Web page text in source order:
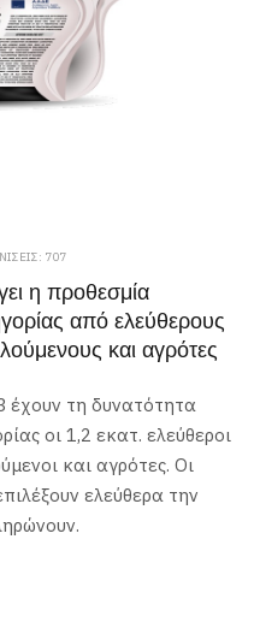
707
η προθεσμία
από ελεύθερους
και αγρότες
έχουν τη δυνατότητα
οι 1,2 εκατ. ελεύθεροι
και αγρότες. Οι
ελεύθερα την